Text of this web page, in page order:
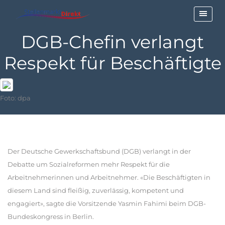
DGB-Chefin verlangt
Respekt für Beschäftigte
Foto: dpa
Der Deutsche Gewerkschaftsbund (DGB) verlangt in der
Debatte um Sozialreformen mehr Respekt für die
Arbeitnehmerinnen und Arbeitnehmer. «Die Beschäftigten in
diesem Land sind fleißig, zuverlässig, kompetent und
engagiert», sagte die Vorsitzende Yasmin Fahimi beim DGB-
Bundeskongress in Berlin.